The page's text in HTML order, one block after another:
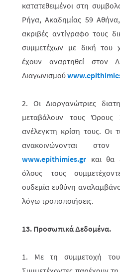
κατατεθειμένοι στη
Ρήγα, Ακαδημίας 59
ακρι­βές αντίγραφο τους
συμμετέχων με δική του
έχουν αναρτηθεί στον
Διαγωνισμού
2. Οι Διοργανώτριες
μεταβάλουν τους Όρους
ανέλεγκτη κρίση τους. Οι
ανακοινώ­νο­νται
www.epithimies.gr και θα
όλους τους
ουδεμία ευθύνη
λόγω τροποποιήσεις.
13. Προσωπικά Δεδομένα.
1. Με τη συμμετοχή